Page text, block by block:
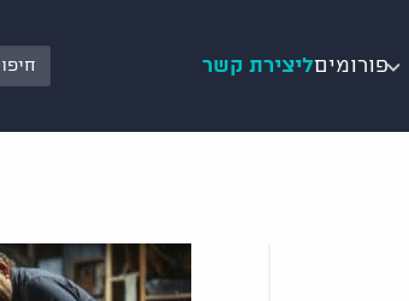
פורומיםליצירת קשר